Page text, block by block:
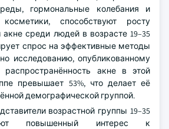
гормональные колебания и
косметики, способствуют росту
акне среди людей в возрасте 19–35
спрос на эффективные методы
исследованию, опубликованному
распространённость акне в этой
превышает 53%, что делает её
демографической группой.
возрастной группы 19–35
повышенный интерес к